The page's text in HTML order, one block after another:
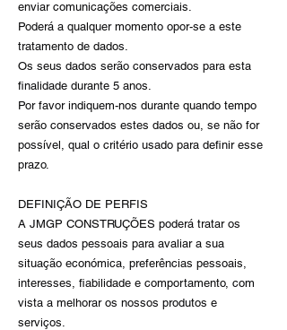
enviar comunicações comerciais.
Poderá a qualquer momento opor-se a este
tratamento de dados.
Os seus dados serão conservados para esta
finalidade durante 5 anos.
Por favor indiquem-nos durante quando tempo
serão conservados estes dados ou, se não for
possível, qual o critério usado para definir esse
prazo.
DEFINIÇÃO DE PERFIS
A JMGP CONSTRUÇÕES poderá tratar os
seus dados pessoais para avaliar a sua
situação económica, preferências pessoais,
interesses, fiabilidade e comportamento, com
vista a melhorar os nossos produtos e
serviços.